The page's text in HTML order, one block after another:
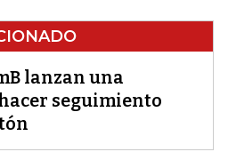
lanzan una
seguimiento